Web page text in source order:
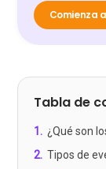
Comienza
Tabla de
1 . ¿Qué son
2. Tipos de